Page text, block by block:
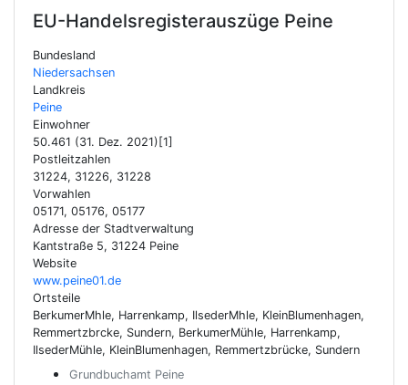
EU-Handelsregisterauszüge Peine
Bundesland
Niedersachsen
Landkreis
Peine
Einwohner
50.461 (31. Dez. 2021)[1]
Postleitzahlen
31224, 31226, 31228
Vorwahlen
05171, 05176, 05177
Adresse der Stadtverwaltung
Kantstraße 5, 31224 Peine
Website
www.peine01.de
Ortsteile
BerkumerMhle, Harrenkamp, IlsederMhle, KleinBlumenhagen,
Remmertzbrcke, Sundern, BerkumerMühle, Harrenkamp,
IlsederMühle, KleinBlumenhagen, Remmertzbrücke, Sundern
Grundbuchamt Peine